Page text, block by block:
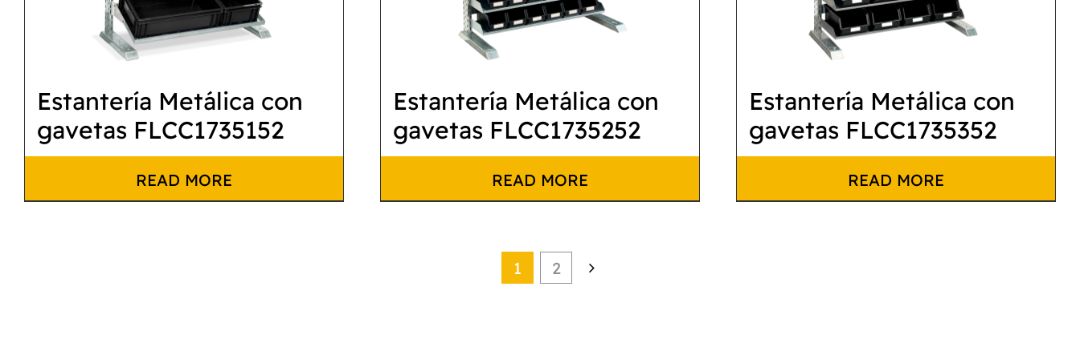
Estantería Metálica con
gavetas FLCC1735152
READ MORE
Estantería Metálica con
gavetas FLCC1735252
READ MORE
Estantería Metálica con
gavetas FLCC1735352
READ MORE
1 2